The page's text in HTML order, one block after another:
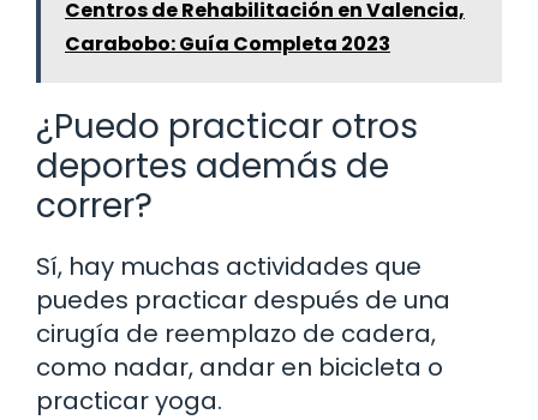
Centros de Rehabilitación en Valencia,
Carabobo: Guía Completa 2023
¿Puedo practicar otros
deportes además de
correr?
Sí, hay muchas actividades que
puedes practicar después de una
cirugía de reemplazo de cadera,
como nadar, andar en bicicleta o
practicar yoga.